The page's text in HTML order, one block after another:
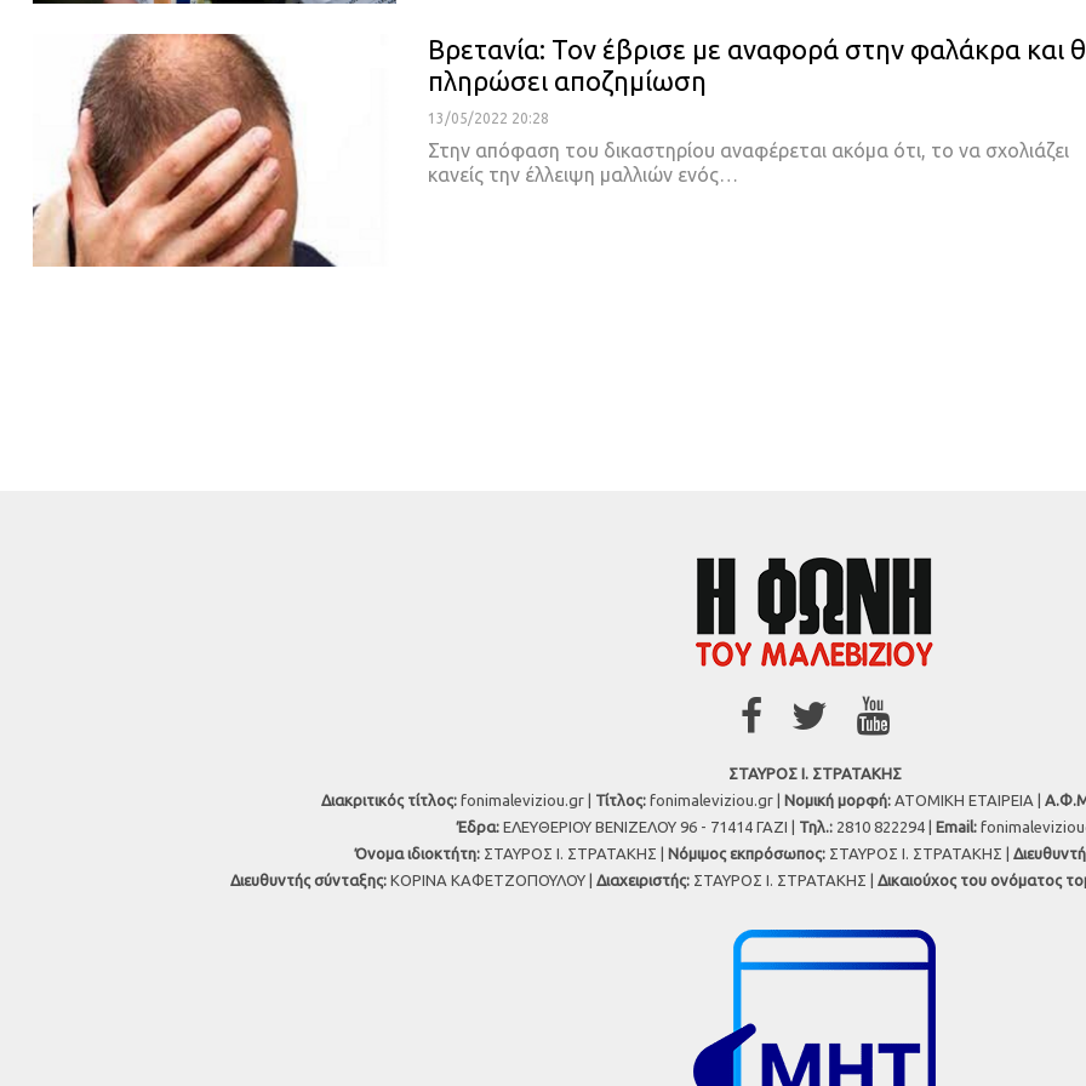
Βρετανία: Τον έβρισε με αναφορά στην φαλάκρα και
πληρώσει αποζημίωση
13/05/2022 20:28
Στην απόφαση του δικαστηρίου αναφέρεται ακόμα ότι, το να σχολιάζει
κανείς την έλλειψη μαλλιών ενός…
ΣΤΑΥΡΟΣ Ι. ΣΤΡΑΤΑΚΗΣ
Διακριτικός τίτλος: fonimaleviziou.gr | Τίτλος: fonimaleviziou.gr | Νομική μορφή: ΑΤΟΜΙΚΗ ΕΤΑΙΡΕΙΑ |
Έδρα: ΕΛΕΥΘΕΡΙΟΥ ΒΕΝΙΖΕΛΟΥ 96 - 71414 ΓΑΖΙ | Τηλ.: 2810 822294 | Εmail:
Όνομα ιδιοκτήτη: ΣΤΑΥΡΟΣ Ι. ΣΤΡΑΤΑΚΗΣ | Νόμιμος εκπρόσωπος: ΣΤΑΥΡΟΣ Ι. ΣΤΡΑΤΑΚΗΣ |
Διευθυντής σύνταξης: ΚΟΡΙΝΑ ΚΑΦΕΤΖΟΠΟΥΛΟΥ | Διαχειριστής: ΣΤΑΥΡΟΣ Ι. ΣΤΡΑΤΑΚΗΣ | Δικαιούχος του ονόματος